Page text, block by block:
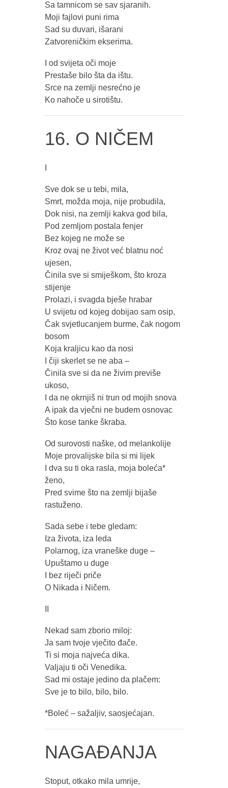
Sa tamnicom se sav sjaranih.
Moji fajlovi puni rima
Sad su duvari, išarani
Zatvoreničkim ekserima.
I od svijeta oči moje
Prestaše bilo šta da ištu.
Srce na zemlji nesrećno je
Ko nahoče u sirotištu.
16. O NIČEM
Sve dok se u tebi, mila,
Smrt, možda moja, nije probudila,
Dok nisi, na zemlji kakva god bila,
Pod zemljom postala fenjer
Bez kojeg ne može se
Kroz ovaj ne život već blatnu noć
ujesen,
Činila sve si smiješkom, što kroza
stijenje
Prolazi, i svagda bješe hrabar
U svijetu od kojeg dobijao sam osip,
Čak svjetlucanjem burme, čak nogom
bosom
Koja kraljicu kao da nosi
I čiji skerlet se ne aba –
Činila sve si da ne živim previše
ukoso,
I da ne okrnjiš ni trun od mojih snova
A ipak da vječni ne budem osnovac
Što kose tanke škraba.
Od surovosti naške, od melankolije
Moje provalijske bila si mi lijek
I dva su ti oka rasla, moja boleća*
ženo,
Pred svime što na zemlji bijaše
rastuženo.
Sada sebe i tebe gledam:
Iza života, iza leda
Polarnog, iza vraneške duge –
Upuštamo u duge
I bez riječi priče
O Nikada i Ničem.
Nekad sam zborio miloj:
Ja sam tvoje vječito đače.
Ti si moja najveća dika.
Valjaju ti oči Venedika.
Sad mi ostaje jedino da plačem:
Sve je to bilo, bilo, bilo.
*Boleć – sažaljiv, saosjećajan.
NAGAĐANJA
Stoput, otkako mila umrije,